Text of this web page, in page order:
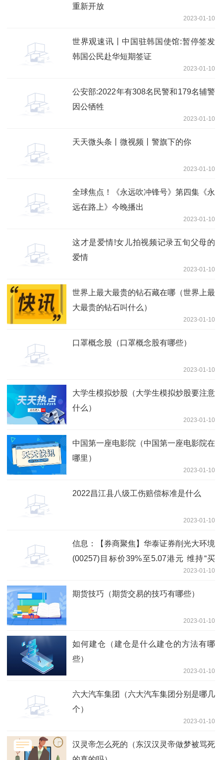
重新开放
2023-01-10
世界观速讯丨中国驻韩国使馆:暂停签发
韩国公民赴华短期签证
2023-01-10
公安部:2022年有308名民警和179名辅警
因公牺牲
2023-01-10
天天微头条丨微视频丨警旗下的你
2023-01-10
全球焦点！《永远吹冲锋号》第四集《永
远在路上》今晚播出
2023-01-10
这才是爱情!女儿拍视频记录五旬父母的
爱情
2023-01-10
世界上最大最贵的钻石藏在哪（世界上最
大最贵的钻石叫什么）
2023-01-10
口罩概念股（口罩概念股有哪些）
2023-01-10
大学生模拟炒股（大学生模拟炒股要注意
什么）
2023-01-10
中国第一座电影院（中国第一座电影院在
哪里）
2023-01-10
2022昌江县八级工伤赔偿标准是什么
2023-01-10
信息：【券商聚焦】华泰证券削光大环境
(00257)目标价39%至5.07港元 维持“买
2023-01-10
期货技巧（期货交易的技巧有哪些）
2023-01-10
如何建仓（建仓是什么建仓的方法有哪
些）
2023-01-10
六大汽车集团（六大汽车集团分别是哪几
个）
2023-01-10
汉灵帝怎么死的（东汉汉灵帝做梦被骂死